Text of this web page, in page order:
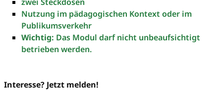
Nutzung im pädagogischen Kontext oder im
Publikumsverkehr
Wichtig: Das Modul darf nicht unbeaufsichtigt
betrieben werden.
Interesse? Jetzt melden!